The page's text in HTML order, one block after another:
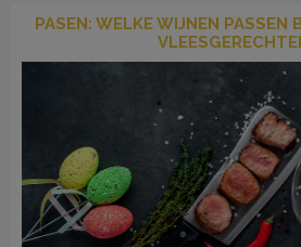
PASEN: WELKE WIJNEN PASSEN